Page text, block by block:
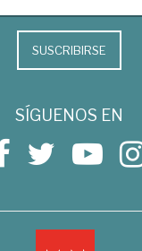
SUSCRIBIRSE
SÍGUENOS EN